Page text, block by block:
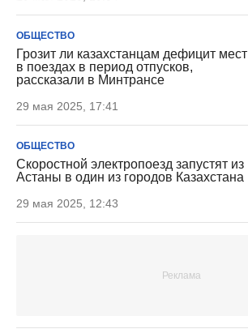
ОБЩЕСТВО
Грозит ли казахстанцам дефицит мест
в поездах в период отпусков,
рассказали в Минтрансе
29 мая 2025, 17:41
ОБЩЕСТВО
Скоростной электропоезд запустят из
Астаны в один из городов Казахстана
29 мая 2025, 12:43